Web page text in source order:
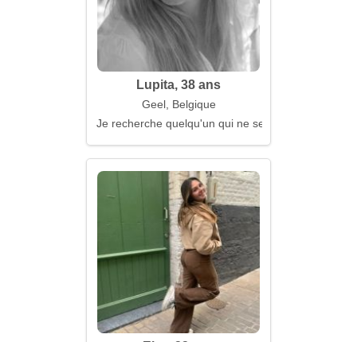
Lupita, 38 ans
Geel, Belgique
Je recherche quelqu'un qui ne se cache pas